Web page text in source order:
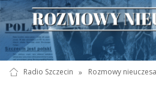
Radio Szczecin » Rozmowy